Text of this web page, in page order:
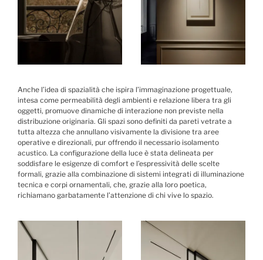
Anche l’idea di spazialità che ispira l’immaginazione progettuale,
intesa come permeabilità degli ambienti e relazione libera tra gli
oggetti, promuove dinamiche di interazione non previste nella
distribuzione originaria. Gli spazi sono definiti da pareti vetrate a
tutta altezza che annullano visivamente la divisione tra aree
operative e direzionali, pur offrendo il necessario isolamento
acustico. La configurazione della luce è stata delineata per
soddisfare le esigenze di comfort e l’espressività delle scelte
formali, grazie alla combinazione di sistemi integrati di illuminazione
tecnica e corpi ornamentali, che, grazie alla loro poetica,
richiamano garbatamente l’attenzione di chi vive lo spazio.